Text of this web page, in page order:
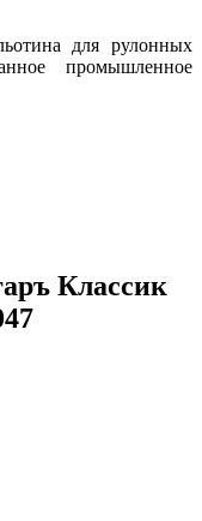
для рулонных
промышленное
Классик